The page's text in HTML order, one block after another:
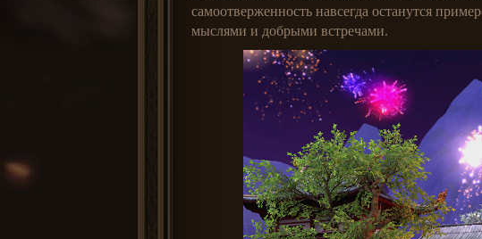
самоотверженность навсегда останутся
мыслями и добрыми встречами.